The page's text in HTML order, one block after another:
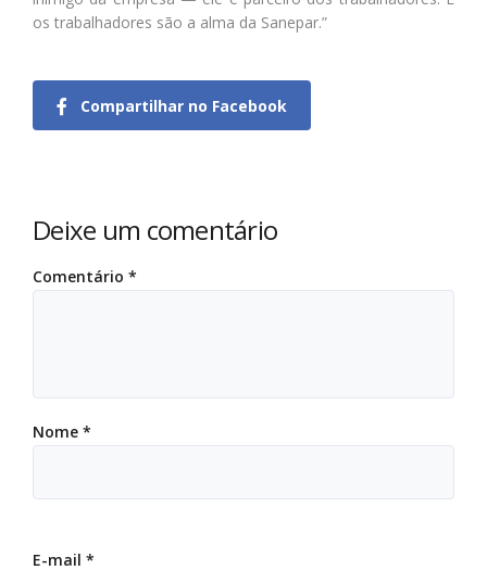
os trabalhadores são a alma da Sanepar.”
Compartilhar no Facebook
Deixe um comentário
Comentário *
Nome *
E-mail *